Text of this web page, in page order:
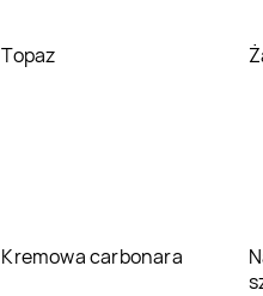
Topaz
Kremowa carbonara